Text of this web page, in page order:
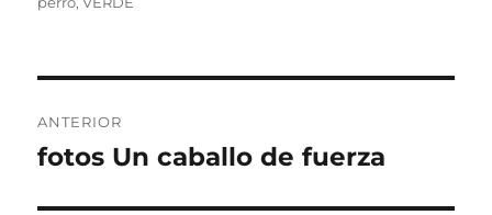
de
ANTERIOR
Entrada
fotos Un caballo de fuerza